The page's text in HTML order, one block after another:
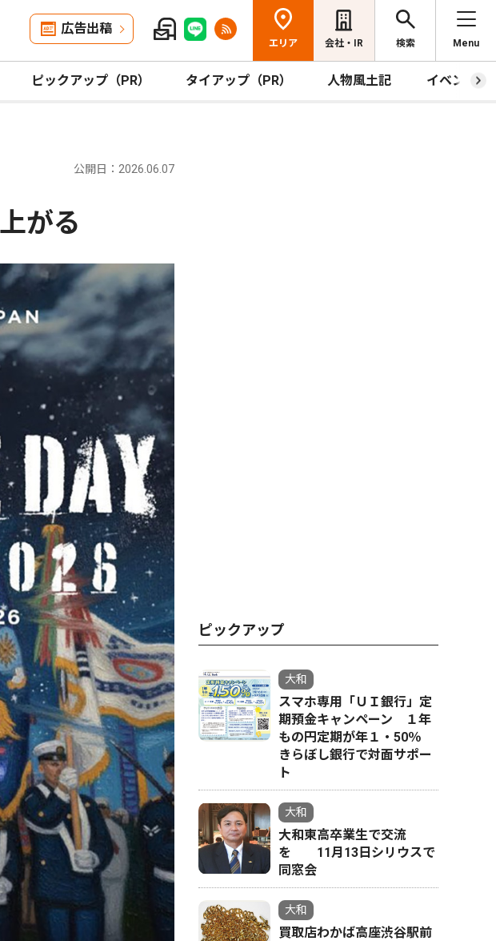
広告出稿
エリア 会社・IR 検索 Menu
ピックアップ（PR） タイアップ（PR） 人物風土記 イベント
公開日：2026.06.07
がる
ピックアップ
大和
スマホ専用「ＵＩ銀行」定
期預金キャンペーン １年
もの円定期が年１・50％
きらぼし銀行で対面サポー
ト
大和
大和東高卒業生で交流
を 11月13日シリウスで
同窓会
大和
買取店わかば高座渋谷駅前